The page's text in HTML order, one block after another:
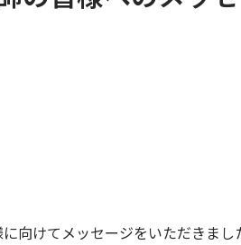
向けてメッセージをいただきまし